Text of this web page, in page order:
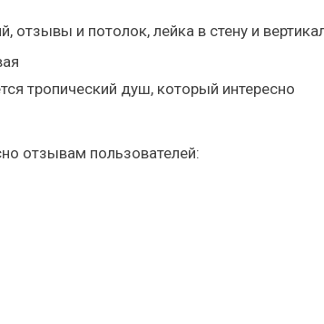
тропический душ, который интересно
отзывам пользователей: